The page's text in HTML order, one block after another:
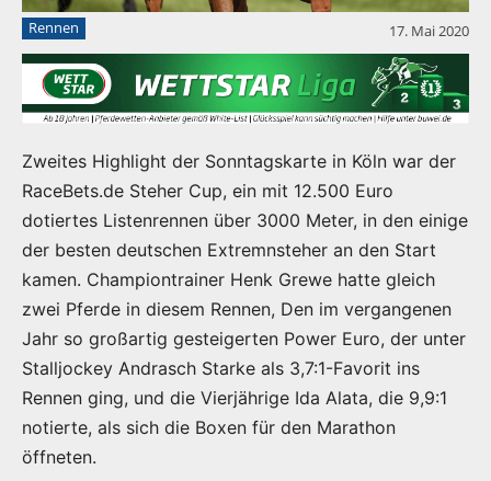
Rennen 17. Mai 2020
Zweites Highlight der Sonntagskarte in Köln war der
RaceBets.de Steher Cup, ein mit 12.500 Euro
dotiertes Listenrennen über 3000 Meter, in den einige
der besten deutschen Extremnsteher an den Start
kamen. Championtrainer Henk Grewe hatte gleich
zwei Pferde in diesem Rennen, Den im vergangenen
Jahr so großartig gesteigerten Power Euro, der unter
Stalljockey Andrasch Starke als 3,7:1-Favorit ins
Rennen ging, und die Vierjährige Ida Alata, die 9,9:1
notierte, als sich die Boxen für den Marathon
öffneten.